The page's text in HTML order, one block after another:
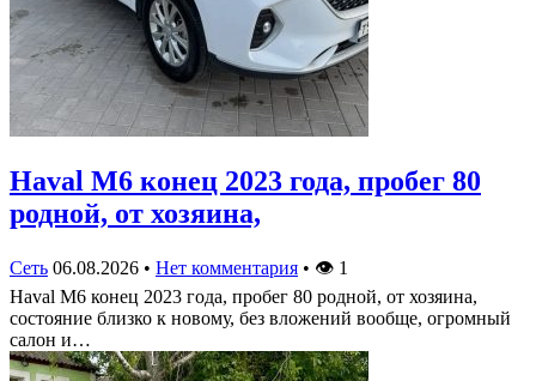
Haval M6 конец 2023 года, пробег 80
родной, от хозяина,
Сеть 06.08.2026 • Нет комментария • 👁 1
Haval M6 конец 2023 года, пробег 80 родной, от хозяина,
состояние близко к новому, без вложений вообще, огромный
салон и…